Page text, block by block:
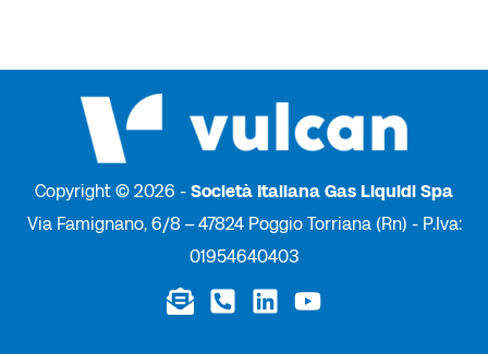
Copyright © 2026 - Società Italiana Gas Liquidi Spa
Via Famignano, 6/8 – 47824 Poggio Torriana (Rn) - P.Iva:
01954640403